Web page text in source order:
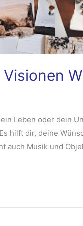
Visionen
Leben oder dein
hilft dir, deine
auch Musik und